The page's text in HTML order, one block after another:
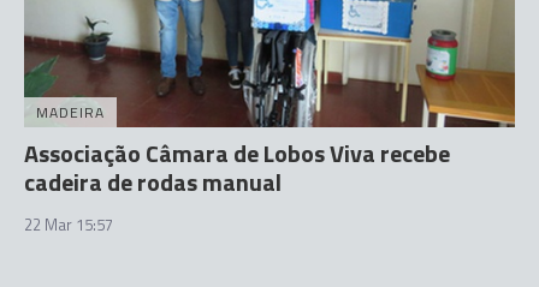
MADEIRA
Associação Câmara de Lobos Viva recebe
cadeira de rodas manual
22 Mar 15:57